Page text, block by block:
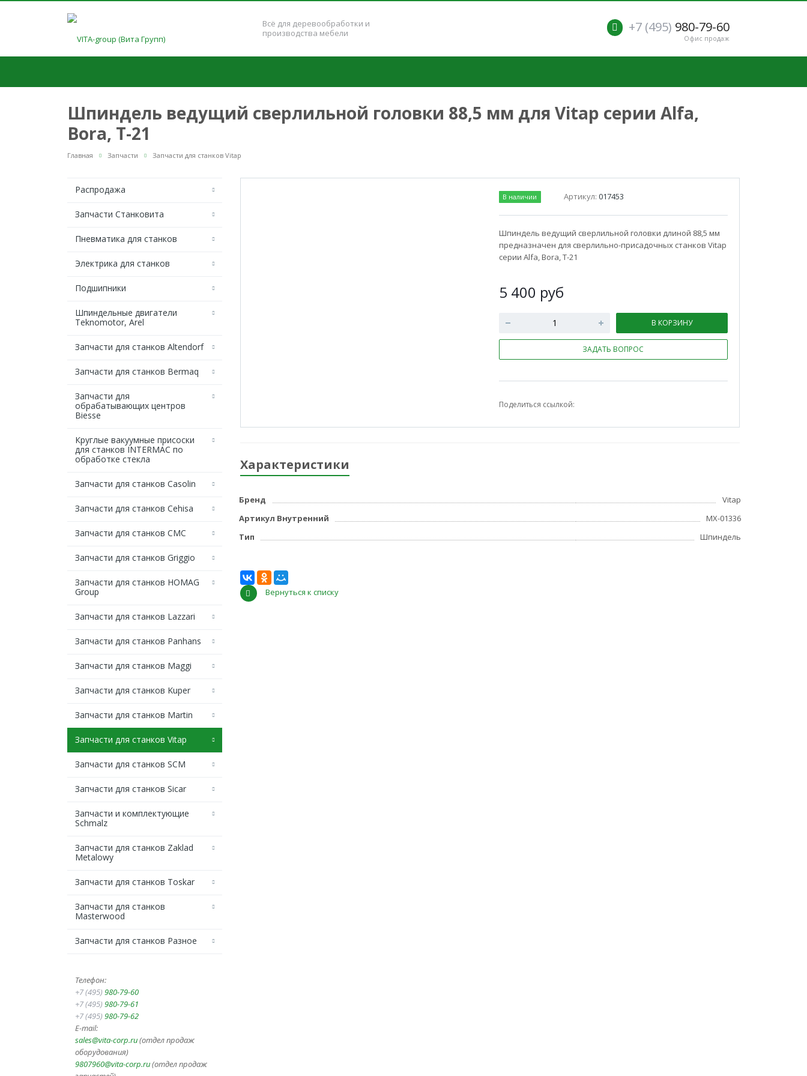
Всё для деревообработки и
производства мебели
+7 (495) 980-79-60
Офис продаж
Шпиндель ведущий сверлильной головки 88,5 мм для Vitap серии Alfa,
Bora, T-21
Главная Запчасти Запчасти для станков Vitap
Распродажа
Запчасти Станковита
Пневматика для станков
Электрика для станков
Подшипники
Шпиндельные двигатели
Teknomotor, Arel
Запчасти для станков Altendorf
Запчасти для станков Bermaq
Запчасти для
обрабатывающих центров
Biesse
Круглые вакуумные присоски
для станков INTERMAC по
обработке стекла
Запчасти для станков Casolin
Запчасти для станков Cehisa
Запчасти для станков CMC
Запчасти для станков Griggio
Запчасти для станков HOMAG
Group
Запчасти для станков Lazzari
Запчасти для станков Panhans
Запчасти для станков Maggi
Запчасти для станков Kuper
Запчасти для станков Martin
Запчасти для станков Vitap
Запчасти для станков SCM
Запчасти для станков Sicar
Запчасти и комплектующие
Schmalz
Запчасти для станков Zaklad
Metalowy
Запчасти для станков Toskar
Запчасти для станков
Masterwood
Запчасти для станков Разное
Телефон:
+7 (495) 980-79-60
+7 (495) 980-79-61
+7 (495) 980-79-62
E-mail:
sales@vita-corp.ru(отдел продаж
оборудования)
9807960@vita-corp.ru(отдел продаж
В наличии Артикул: 017453
Шпиндель ведущий сверлильной головки длиной 88,5 мм
предназначен для сверлильно-присадочных станков Vitap
серии Alfa, Bora, T-21
5 400 руб
В КОРЗИНУ
ЗАДАТЬ ВОПРОС
Поделиться ссылкой:
Характеристики
Бренд
Vitap
Артикул Внутренний
МХ-01336
Тип
Шпиндель
Вернуться к списку